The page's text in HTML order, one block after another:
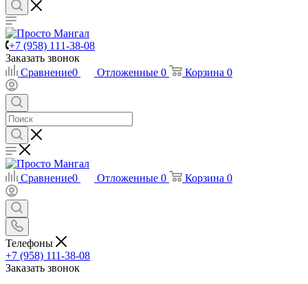
+7 (958) 111-38-08
Заказать звонок
Сравнение0 Отложенные 0 Корзина 0
Сравнение0 Отложенные 0 Корзина 0
Телефоны
+7 (958) 111-38-08
Заказать звонок